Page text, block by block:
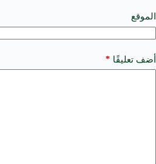
الموقع
أضف تعليقًا *
e
: